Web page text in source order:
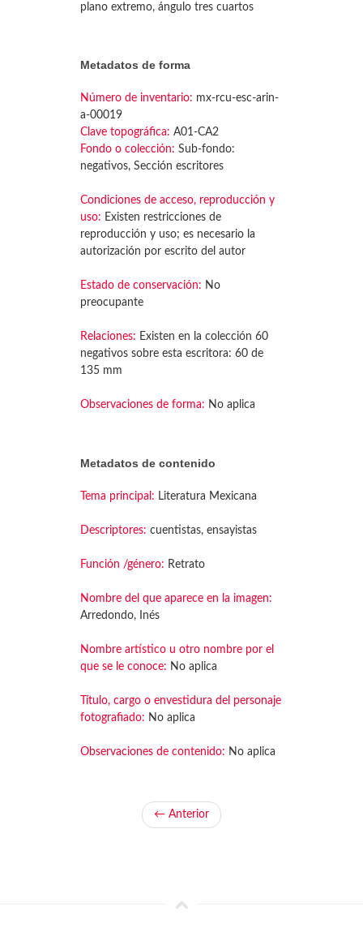
plano extremo, ángulo tres cuartos
Metadatos de forma
Número de inventario: mx-rcu-esc-arin-
a-00019
Clave topográfica: A01-CA2
Fondo o colección: Sub-fondo:
negativos, Sección escritores
Condiciones de acceso, reproducción y
uso: Existen restricciones de
reproducción y uso; es necesario la
autorización por escrito del autor
Estado de conservación: No
preocupante
Relaciones: Existen en la colección 60
negativos sobre esta escritora: 60 de
135 mm
Observaciones de forma: No aplica
Metadatos de contenido
Tema principal: Literatura Mexicana
Descriptores: cuentistas, ensayistas
Función /género: Retrato
Nombre del que aparece en la imagen:
Arredondo, Inés
Nombre artístico u otro nombre por el
que se le conoce: No aplica
Título, cargo o envestidura del personaje
fotografiado: No aplica
Observaciones de contenido: No aplica
← Anterior